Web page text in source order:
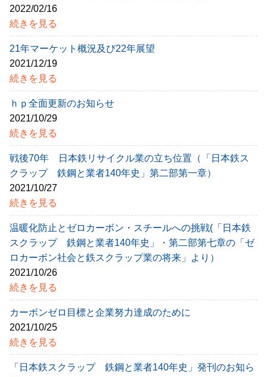
2022/02/16
続きを見る
21年マーケット概況及び22年展望
2021/12/19
続きを見る
ｈｐ全面更新のお知らせ
2021/10/29
続きを見る
戦後70年 日本鉄リサイクル業の立ち位置（「日本鉄ス
クラップ 鉄鋼と業者140年史」第二部第一章）
2021/10/27
続きを見る
温暖化防止とゼロカーボン・スチールへの挑戦(「日本鉄
スクラップ 鉄鋼と業者140年史」・第二部第七章の「ゼ
ロカーボン社会と鉄スクラップ業の将来」より）
2021/10/26
続きを見る
カーボンゼロ目標と企業努力達成のために
2021/10/25
続きを見る
「日本鉄スクラップ 鉄鋼と業者140年史」発刊のお知ら